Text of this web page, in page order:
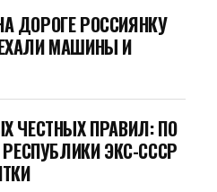
ДОРОГЕ РОССИЯНКУ
МАШИНЫ И
ЧЕСТНЫХ ПРАВИЛ: ПО
ЭКС-СССР